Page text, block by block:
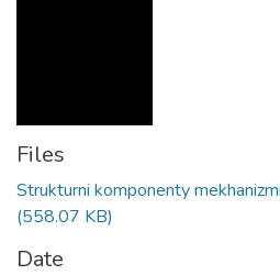
Files
Strukturni komponenty
(558.07 KB)
Date